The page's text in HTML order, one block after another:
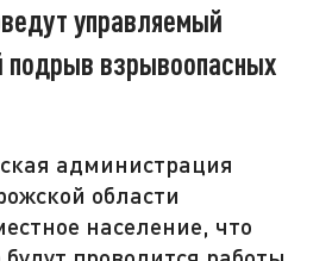
управляемый
подрыв взрывоопасных
администрация
области
население, что